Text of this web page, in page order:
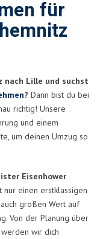
für
nach Lille und suchst
? Dann bist du bei
richtig! Unsere
und einem
um deinen Umzug so
Eisenhower
nur einen erstklassigen
großen Wert auf
Von der Planung über
wir dich